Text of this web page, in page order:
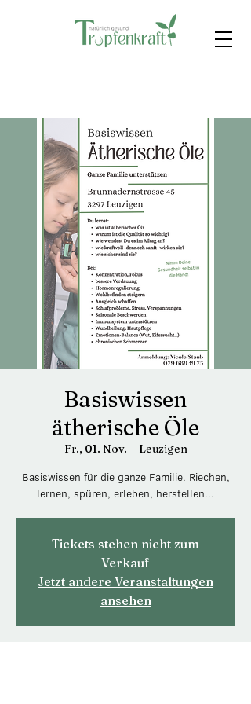
Basiswissen
ätherische Öle
Fr., 01. Nov.
  |
Leuzigen
Basiswissen für die ganze Familie. Riechen,
lernen, spüren, erleben, herstellen...
Tickets stehen nicht zum
Verkauf
Jetzt andere Veranstaltungen
ansehen